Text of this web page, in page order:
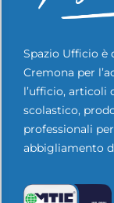
Spazio Ufficio è
Cremona per
l’ufficio, articoli
scolastico,
professionali
abbigliamento